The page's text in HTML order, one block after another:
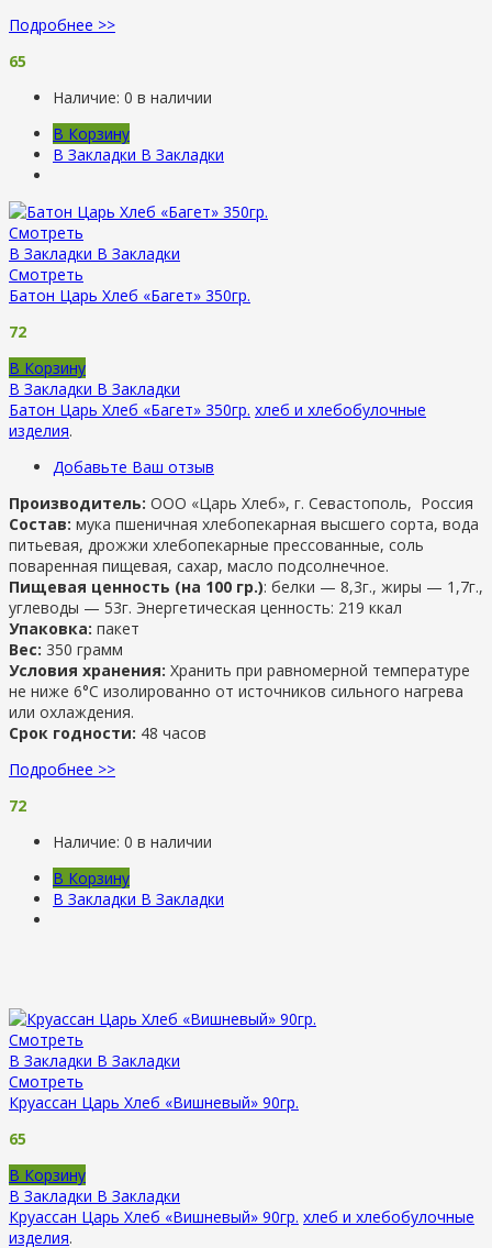
Подробнее >>
65
Наличие: 0 в наличии
В Корзину
В Закладки В Закладки
Смотреть
В Закладки В Закладки
Смотреть
Батон Царь Хлеб «Багет» 350гр.
72
В Корзину
В Закладки В Закладки
Батон Царь Хлеб «Багет» 350гр. хлеб и хлебобулочные
изделия.
Добавьте Ваш отзыв
Производитель: ООО «Царь Хлеб», г. Севастополь, Россия
Состав: мука пшеничная хлебопекарная высшего сорта, вода
питьевая, дрожжи хлебопекарные прессованные, соль
поваренная пищевая, сахар, масло подсолнечное.
Пищевая ценность (на 100 гр.): белки — 8,3г., жиры — 1,7г.,
углеводы — 53г. Энергетическая ценность: 219 ккал
Упаковка: пакет
Вес: 350 грамм
Условия хранения: Хранить при равномерной температуре
не ниже 6°С изолированно от источников сильного нагрева
или охлаждения.
Срок годности: 48 часов
Подробнее >>
72
Наличие: 0 в наличии
В Корзину
В Закладки В Закладки
Смотреть
В Закладки В Закладки
Смотреть
Круассан Царь Хлеб «Вишневый» 90гр.
65
В Корзину
В Закладки В Закладки
Круассан Царь Хлеб «Вишневый» 90гр. хлеб и хлебобулочные
изделия.